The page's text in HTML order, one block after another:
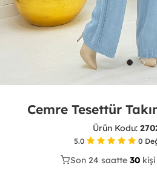
Cemre Tesettür
Ürün Kodu:
5.0 0
24
Son 24 saatte 30kişi
12